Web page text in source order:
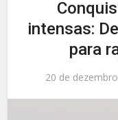
intensas:
para
20 de